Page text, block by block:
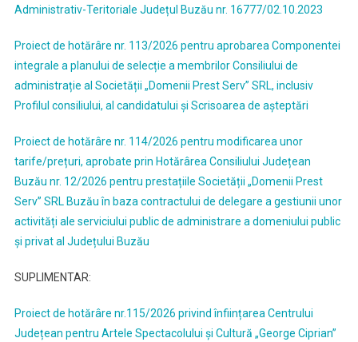
Administrativ-Teritoriale Județul Buzău nr. 16777/02.10.2023
Proiect de hotărâre nr. 113/2026 pentru aprobarea Componentei
integrale a planului de selecție a membrilor Consiliului de
administrație al Societății „Domenii Prest Serv” SRL, inclusiv
Profilul consiliului, al candidatului și Scrisoarea de așteptări
Proiect de hotărâre nr. 114/2026 pentru modificarea unor
tarife/prețuri, aprobate prin Hotărârea Consiliului Județean
Buzău nr. 12/2026 pentru prestațiile Societății „Domenii Prest
Serv” SRL Buzău în baza contractului de delegare a gestiunii unor
activități ale serviciului public de administrare a domeniului public
și privat al Județului Buzău
SUPLIMENTAR:
Proiect de hotărâre nr.115/2026 privind înființarea Centrului
Județean pentru Artele Spectacolului și Cultură „George Ciprian”